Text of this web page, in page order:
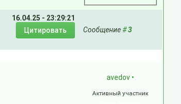
16.04.25 - 23:29:21
Сообщение#3
avedov •
Активный участник